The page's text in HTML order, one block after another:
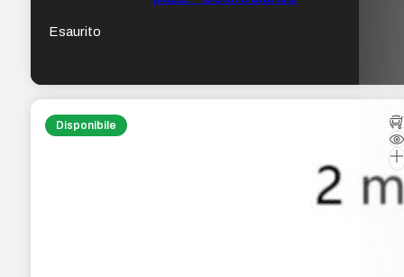
Esaurito
Disponibile